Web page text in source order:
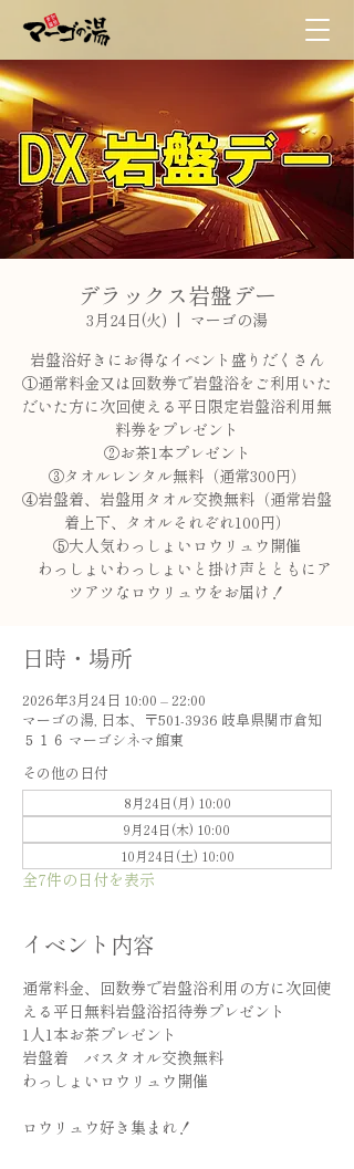
デラックス岩盤デー
3月24日(火)
  |
マーゴの湯
岩盤浴好きにお得なイベント盛りだくさん
①通常料金又は回数券で岩盤浴をご利用いた
だいた方に次回使える平日限定岩盤浴利用無
料券をプレゼント
②お茶1本プレゼント
③タオルレンタル無料（通常300円）
④岩盤着、岩盤用タオル交換無料（通常岩盤
着上下、タオルそれぞれ100円）
⑤大人気わっしょいロウリュウ開催
わっしょいわっしょいと掛け声とともにア
ツアツなロウリュウをお届け！
日時・場所
2026年3月24日 10:00 – 22:00
マーゴの湯, 日本、〒501-3936 岐阜県関市倉知
５１６ マーゴシネマ館東
その他の日付
8月24日(月) 10:00
9月24日(木) 10:00
10月24日(土) 10:00
全7件の日付を表示
イベント内容
通常料金、回数券で岩盤浴利用の方に次回使
える平日無料岩盤浴招待券プレゼント
1人1本お茶プレゼント
岩盤着　バスタオル交換無料
わっしょいロウリュウ開催
ロウリュウ好き集まれ！